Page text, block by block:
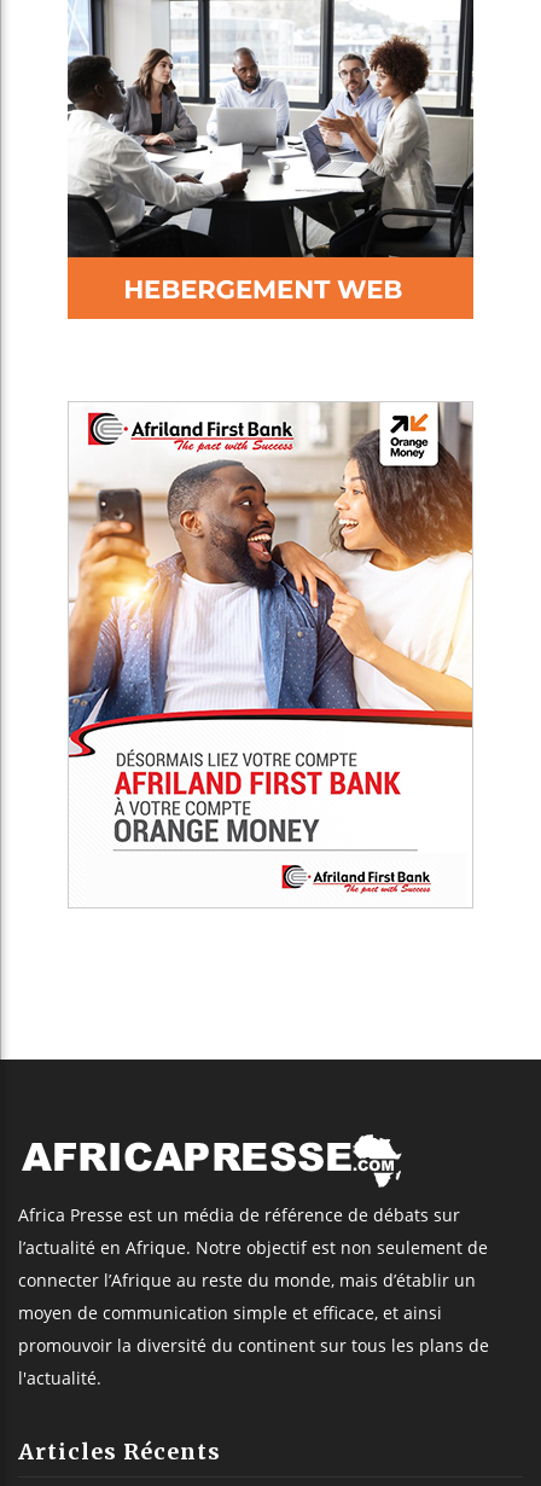
Africa Presse est un média de référence de débats sur
l’actualité en Afrique. Notre objectif est non seulement de
connecter l’Afrique au reste du monde, mais d’établir un
moyen de communication simple et efficace, et ainsi
promouvoir la diversité du continent sur tous les plans de
l'actualité.
Articles Récents